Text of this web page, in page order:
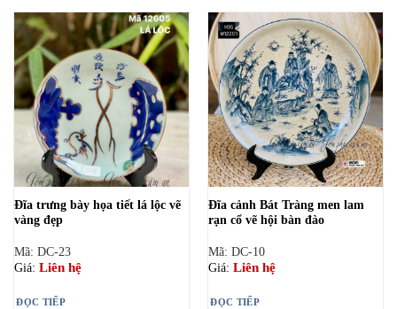
Đĩa trưng bày họa tiết lá lộc vẽ
vàng đẹp
Mã: DC-23
Giá: Liên hệ
ĐỌC TIẾP
Đĩa cảnh Bát Tràng men lam
rạn cổ vẽ hội bàn đào
Mã: DC-10
Giá: Liên hệ
ĐỌC TIẾP